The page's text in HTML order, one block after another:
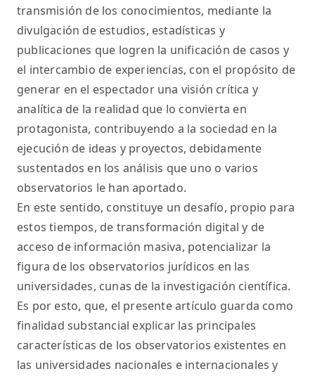
transmisión de los conocimientos, mediante la
divulgación de estudios, estadísticas y
publicaciones que logren la unificación de casos y
el intercambio de experiencias, con el propósito de
generar en el espectador una visión crítica y
analítica de la realidad que lo convierta en
protagonista, contribuyendo a la sociedad en la
ejecución de ideas y proyectos, debidamente
sustentados en los análisis que uno o varios
observatorios le han aportado.
En este sentido, constituye un desafío, propio para
estos tiempos, de transformación digital y de
acceso de información masiva, potencializar la
figura de los observatorios jurídicos en las
universidades, cunas de la investigación científica.
Es por esto, que, el presente artículo guarda como
finalidad substancial explicar las principales
características de los observatorios existentes en
las universidades nacionales e internacionales y